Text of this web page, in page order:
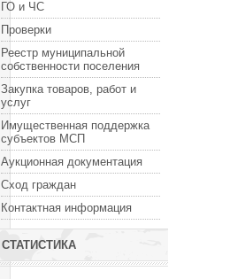
ГО и ЧС
Проверки
Реестр муниципальной
собственности поселения
Закупка товаров, работ и
услуг
Имущественная поддержка
субъектов МСП
Аукционная документация
Сход граждан
Контактная информация
СТАТИСТИКА